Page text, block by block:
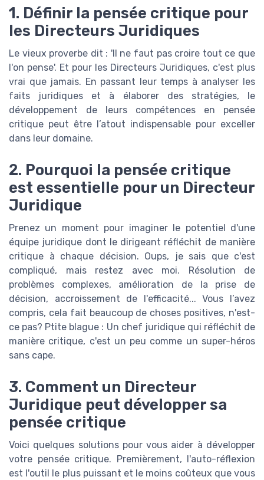
1. Définir la pensée critique pour
les Directeurs Juridiques
Le vieux proverbe dit : 'Il ne faut pas croire tout ce que
l'on pense'. Et pour les Directeurs Juridiques, c'est plus
vrai que jamais. En passant leur temps à analyser les
faits juridiques et à élaborer des stratégies, le
développement de leurs compétences en pensée
critique peut être l’atout indispensable pour exceller
dans leur domaine.
2. Pourquoi la pensée critique
est essentielle pour un Directeur
Juridique
Prenez un moment pour imaginer le potentiel d'une
équipe juridique dont le dirigeant réfléchit de manière
critique à chaque décision. Oups, je sais que c'est
compliqué, mais restez avec moi. Résolution de
problèmes complexes, amélioration de la prise de
décision, accroissement de l'efficacité... Vous l’avez
compris, cela fait beaucoup de choses positives, n'est-
ce pas? Ptite blague : Un chef juridique qui réfléchit de
manière critique, c'est un peu comme un super-héros
sans cape.
3. Comment un Directeur
Juridique peut développer sa
pensée critique
Voici quelques solutions pour vous aider à développer
votre pensée critique. Premièrement, l'auto-réflexion
est l'outil le plus puissant et le moins coûteux que vous